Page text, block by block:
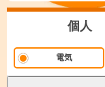
個人
電気